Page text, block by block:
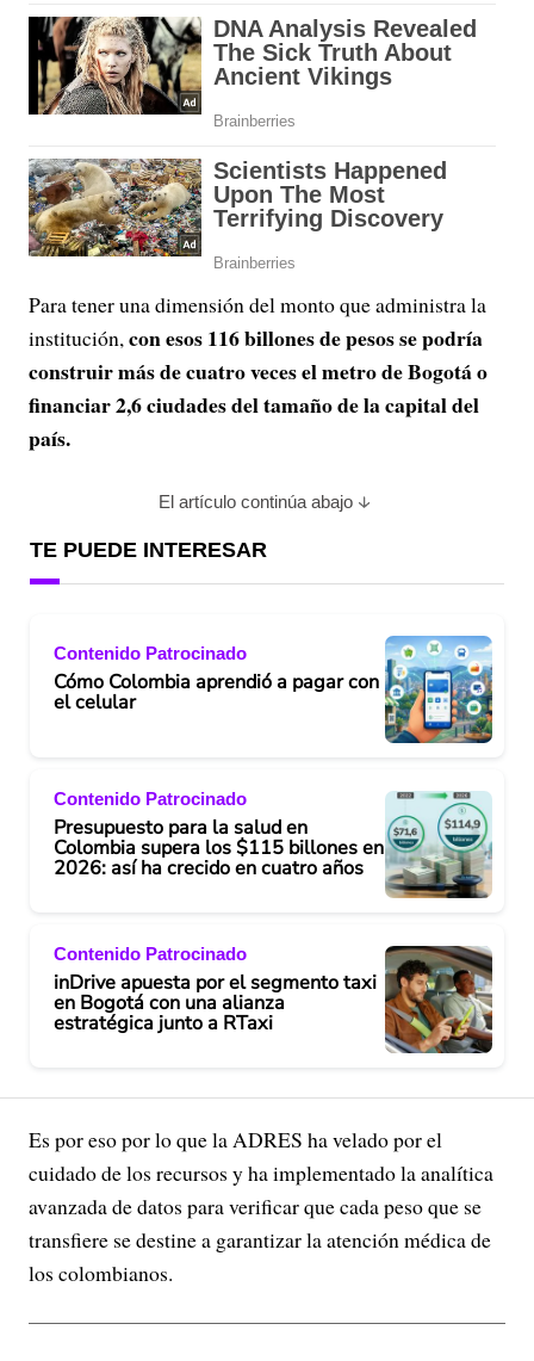
Para tener una dimensión del monto que administra la
institución,con esos 116 billones de pesos se podría
construir más de cuatro veces el metro de Bogotá o
financiar 2,6 ciudades del tamaño de la capital del
país.
El artículo continúa abajo
TE PUEDE INTERESAR
Contenido Patrocinado
Cómo Colombia aprendió a pagar con
el celular
Contenido Patrocinado
Presupuesto para la salud en
Colombia supera los $115 billones en
2026: así ha crecido en cuatro años
Contenido Patrocinado
inDrive apuesta por el segmento taxi
en Bogotá con una alianza
estratégica junto a RTaxi
Es por eso por lo que la ADRES ha velado por el
cuidado de los recursos y ha implementado la analítica
avanzada de datos para verificar que cada peso que se
transfiere se destine a garantizar la atención médica de
los colombianos.